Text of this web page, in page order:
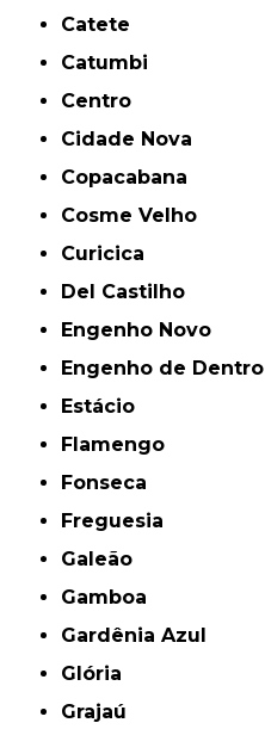
Catete
Catumbi
Centro
Cidade Nova
Copacabana
Cosme Velho
Curicica
Del Castilho
Engenho Novo
Engenho de Dentro
Estácio
Flamengo
Fonseca
Freguesia
Galeão
Gamboa
Gardênia Azul
Glória
Grajaú